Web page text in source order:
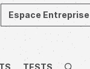
TESTS
Espace Entreprise